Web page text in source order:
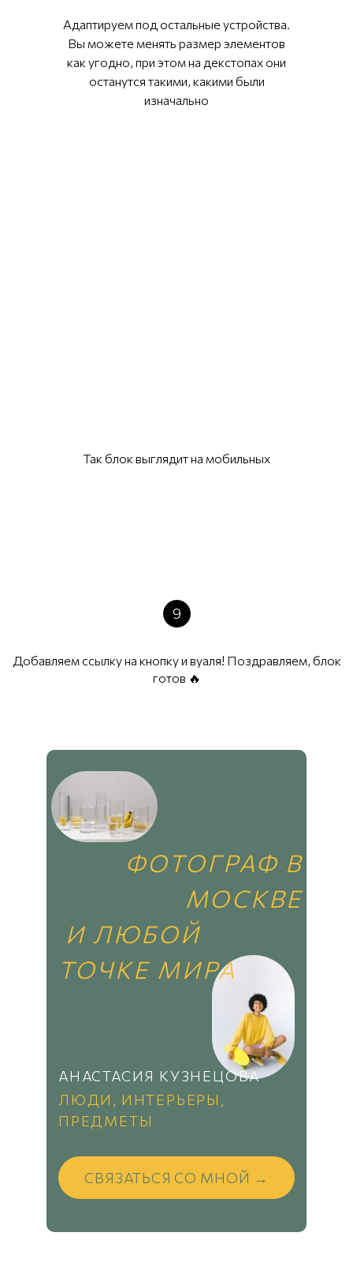
Адаптируем под остальные устройства.
Вы можете менять размер элементов
как угодно, при этом на декстопах они
останутся такими, какими были
изначально
Так блок выглядит на мобильных
9
Добавляем ссылку на кнопку и вуаля! Поздравляем, блок
готов 🔥
ФОТОГРАФ В
МОСКВЕ
СВЯЗАТЬСЯ СО МНОЙ →
И ЛЮБОЙ
ТОЧКЕ МИРА
АНАСТАСИЯ КУЗНЕЦОВА
ЛЮДИ, ИНТЕРЬЕРЫ,
ПРЕДМЕТЫ